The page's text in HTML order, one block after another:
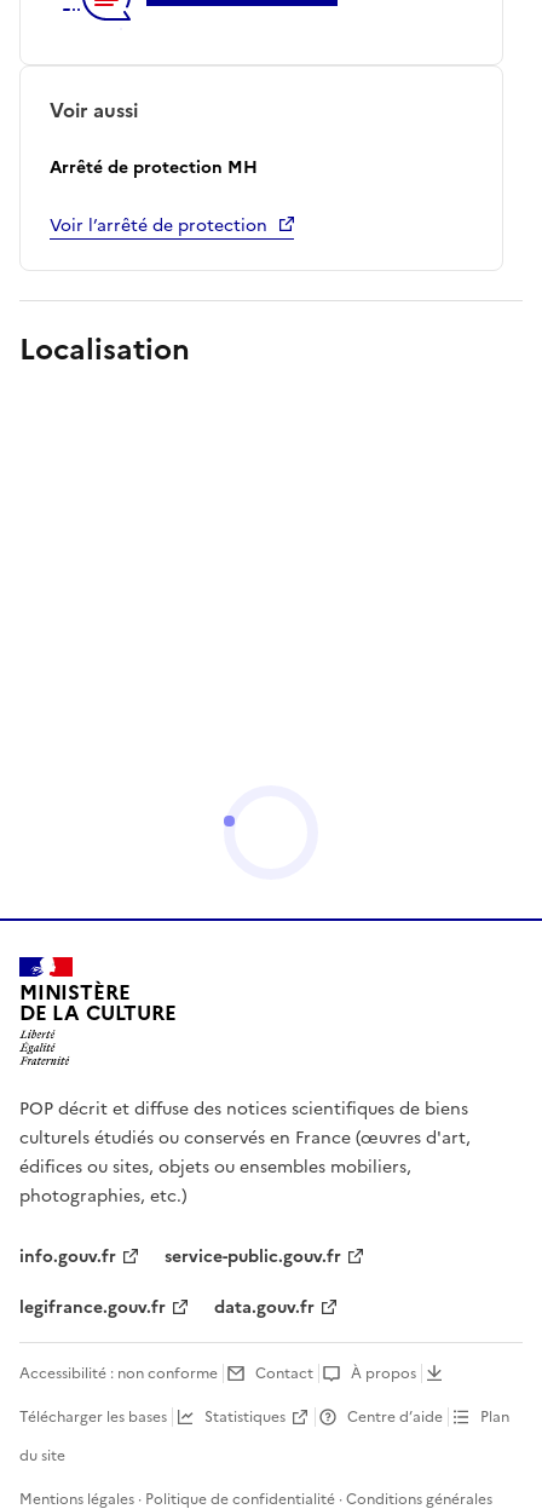
Voir aussi
Arrêté de protection MH
Voir l’arrêté de protection
Localisation
MINISTÈRE
DE LA CULTURE
POP décrit et diffuse des notices scientifiques de biens
culturels étudiés ou conservés en France (œuvres d'art,
édifices ou sites, objets ou ensembles mobiliers,
photographies, etc.)
info.gouv.fr
service-public.gouv.fr
legifrance.gouv.fr
data.gouv.fr
Accessibilité : non conforme Contact
À propos
Télécharger les bases
Statistiques Centre d’aide
Plan
du site
Mentions légales · Politique de confidentialité ·Conditions générales